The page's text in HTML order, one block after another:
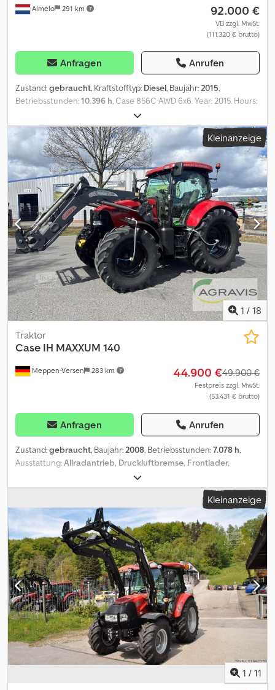
Almelo 291 km 92.000 €
VB zzgl. MwSt.
(111.320 € brutto)
Anfragen Anrufen
Zustand:gebraucht, Kraftstofftyp: Diesel, Baujahr:2015,
Betriebsstunden:10.396 h, Case 856C AWD 6x6. Year: 2015. Hours:
10.396. Weight: 16.550 kg. CE machine. Axle load: Credezm
Uckepfx Afmjf 1: 5200 kg. 2: 5950 kg. 3: 5950 kg. 143 KW. Frontblade:
2450 mm. Middle blade: 3660 mm. 17 teeth ripper. 40 KMH. Camera.
Airconditioning. ZF gearbox. Radio CD. Tyres: 17.5R25 80%. Trimble
Laser system. NL Machine! ID NR: 110. The General Terms and
Conditions of Heinhuis are applicable to all adverts, offers and
quotations by Heinhuis, all agreements entered into by Heinhuis
and the negotiations preceding them. By any form of response
you accept the applicability of the General Terms and Conditions
of Heinhuis and you declare that you have taken note of these
General Terms and Conditions. Our prices are export netto
prices. = Weitere Informationen = Baujahr: 2015 Antrieb: Rad
Leergewicht: 16.550 kg CE-Kennzeichnung: ja =
Firmeninformationen = Für mehr Informationen:
Kleinanzeige
1 / 18
Meppen-Versen 283 km
Traktor
Case IH MAXXUM 140
44.900 €49.900 €
Festpreis zzgl. MwSt.
(53.431 € brutto)
Anfragen Anrufen
Zustand:gebraucht, Baujahr:2008, Betriebsstunden:7.078 h,
Ausstattung:Allradantrieb, Druckluftbremse, Frontlader,
, MAXXUM 140 (0010) gebr.CASE
MAXXUM 140 (0020) 40 km/h Version (0030) Vorderachsfederung
(0040) Lastschaltgetriebe (0050) Wendeschaltung (0060) Allrad
(0070) Druckluftbremsanlage (0080) Reifendruckregelanlage
(0090) BKT 650/65R38 (0100) BKT 540/65R28 (0110) AHK
höhenverstellbar (0120) EHR Heck (0130) Fronthydraulik Standard
(0140) mit Frontzapfwelle (0150) Externe Bedienung Hydraulik &
Zapfwelle (0160) Oberlenker Heck mechanisch (0170)
Steuergerät EW 1 (0180) Steuergeräte Heck 4 DW (0190)
Steuergeräte Mitte 2DW (0200) Klimaanlage (0210) Luftsitz (0220)
Radio (0230) Multifunktionsarmlehne (0240) Arbeitsscheinwerfer
LED (0250) Rundumleuchte (0260) Stoll Frontlader FZ+40.1 (0270)
mit Multikuppler (0280) Schwingungstilgung Cedpfx Afjyw
Aybsmsrf (0290) mit Frontladerkonsolen
Kleinanzeige
1 / 11